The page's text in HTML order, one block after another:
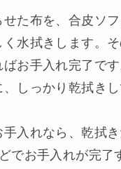
せた布を、合皮ソ
水拭きします。
お手入れ完了で
しっかり乾拭きし
手入れなら、乾拭
でお手入れが完了